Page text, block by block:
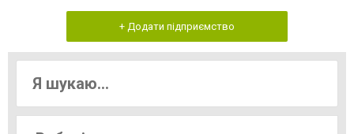
+ Додати підприємство